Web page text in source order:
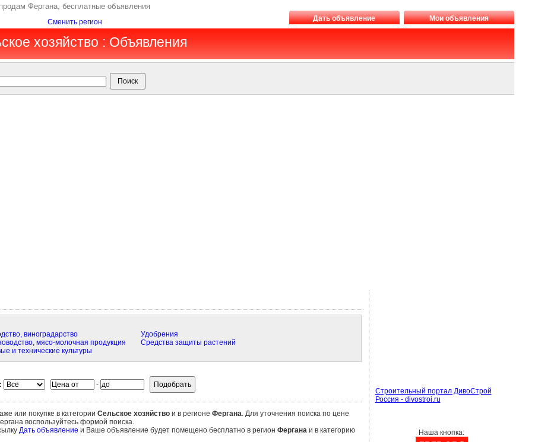
Фергана, бесплатные объявления
Сменить регион Дать объявление Мои объявления
хозяйство : Объявления
виноградарство
мясо-молочная продукция
и технические культуры
Удобрения
Средства защиты растений
-
или покупке в категории Сельское хозяйствои в регионе Фергана. Для уточнения поиска по цене
воспользуйтесь формой поиска.
Дать объявление и Ваше объявление будет помещено бесплатно в регион Ферганаи в категорию
Строительный портал ДивоСтрой
Россия - divostroi.ru
Наша кнопка: